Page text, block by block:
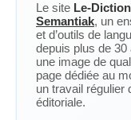
Le site Le-
Semantiak, un
et d’outils de
depuis plus de
une image de
page dédiée au
un travail régulier
éditoriale.